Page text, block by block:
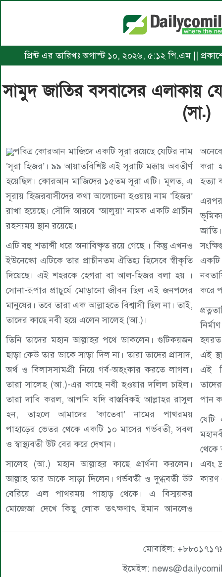
প্রিন্ট এর তারিখঃ অগাস্ট ১০, ২০২৬, ৫:১২ পি.এম ||
সামুদ জাতির বসবাসের এলাকায়
(সা.)
পবিত্র কোরআন মাজিদে একটি সূরা রয়েছে যেটির নাম
‘সূরা হিজর’। ৯৯ আয়াতবিশিষ্ট এই সূরাটি মক্কায় অবতীর্ণ
হয়েছিল। কোরআন মাজিদের ১৫তম সূরা এটি। মূলত, এ
সূরায় হিজরবাসীদের কথা আলোচনা হওয়ায় নাম ‘হিজর’
রাখা হয়েছে। সৌদি আরবে ‘আলুয়া’ নামক একটি প্রাচীন
রহস্যময় স্থান রয়েছে।
এটি বহু শতাব্দী ধরে অনাবিষ্কৃত রয়ে গেছে । কিন্তু এখনও
ইউনেস্কো এটিকে তার প্রাচীনতম ঐতিহ্য হিসেবে স্বীকৃতি
দিয়েছে। এই শহরকে হেগরা বা আল-হিজর বলা হয় ।
সোনা-রূপার প্রাচুর্যে মোড়ানো জীবন ছিল এই জনপদের
মানুষের। তবে তারা এক আল্লাহতে বিশ্বাসী ছিল না। তাই,
তাদের কাছে নবী হয়ে এলেন সালেহ (আ.)।
তিনি তাদের মহান আল্লাহর পথে ডাকলেন। গুটিকয়জন
ছাড়া কেউ তার ডাকে সাড়া দিল না। তারা তাদের প্রাসাদ,
অর্থ ও বিলাসসামগ্রী নিয়ে গর্ব-অহংকার করতে লাগল।
তারা সালেহ (আ.)-এর কাছে নবী হওয়ার দলিল চাইল।
তারা দাবি করল, আপনি যদি বাস্তবিকই আল্লাহর রাসুল
হন, তাহলে আমাদের ‘কাতেবা’ নামের পাথরময়
পাহাড়ের ভেতর থেকে একটি ১০ মাসের গর্ভবতী, সবল
ও স্বাস্থ্যবতী উট বের করে দেখান।
সালেহ (আ.) মহান আল্লাহর কাছে প্রার্থনা করলেন।
আল্লাহ তার ডাকে সাড়া দিলেন। গর্ভবতী ও দুগ্ধবতী উট
বেরিয়ে এল পাথরময় পাহাড় থেকে। এ বিস্ময়কর
মোজেজা দেখে কিছু লোক তৎক্ষণাৎ ইমান আনলেও
করা
হত্যা
করে
হযরত
এই
এই
পান
থেকে
এবং
কারণ
মোবাইল:
ইমেইল: